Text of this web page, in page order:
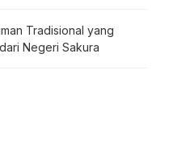
Tradisional yang
Negeri Sakura